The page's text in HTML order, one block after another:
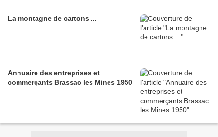
La montagne de cartons ...
Annuaire des entreprises et
commerçants Brassac les Mines 1950